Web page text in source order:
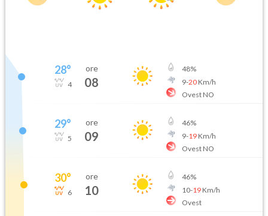
Orario inizio
Ora fine
28°
4
ore
08
48%
9-20Km/h
Ovest NO
29°
5
ore
09
46%
9-19Km/h
Ovest NO
30°
6
ore
10
46%
10-19Km/h
Ovest